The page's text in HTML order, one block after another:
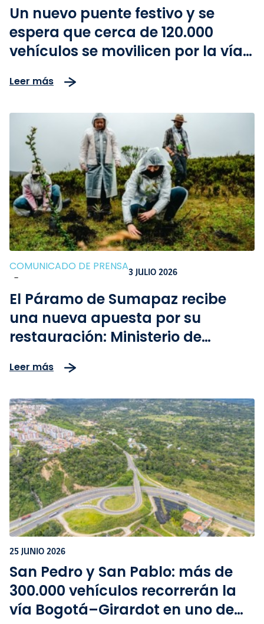
Un nuevo puente festivo y se
espera que cerca de 120.000
vehículos se movilicen por la vía
Leer más
COMUNICADO DE PRENSA
-
3 JULIO 2026
El Páramo de Sumapaz recibe
una nueva apuesta por su
restauración: Ministerio de
Sumapaz lideran siembra
simbólica de frailejones
Leer más
25 JUNIO 2026
San Pedro y San Pablo: más de
300.000 vehículos recorrerán la
vía Bogotá–Girardot en uno de